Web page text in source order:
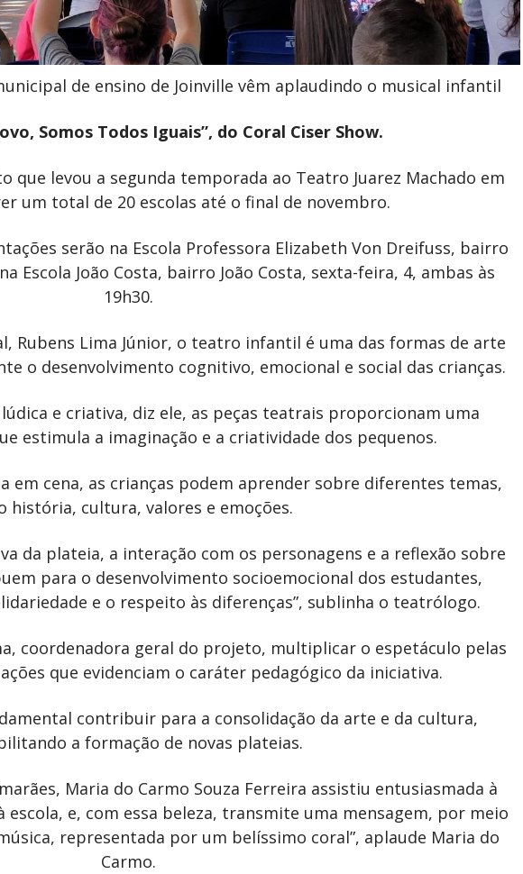
de ensino de Joinville vêm aplaudindo o musical infantil
Somos Todos Iguais”, do Coral Ciser Show.
levou a segunda temporada ao Teatro Juarez Machado em
um total de 20 escolas até o final de novembro.
serão na Escola Professora Elizabeth Von Dreifuss, bairro
Escola João Costa, bairro João Costa, sexta-feira, 4, ambas às
19h30.
Rubens Lima Júnior, o teatro infantil é uma das formas de arte
o desenvolvimento cognitivo, emocional e social das crianças.
e criativa, diz ele, as peças teatrais proporcionam uma
estimula a imaginação e a criatividade dos pequenos.
em cena, as crianças podem aprender sobre diferentes temas,
história, cultura, valores e emoções.
da plateia, a interação com os personagens e a reflexão sobre
para o desenvolvimento socioemocional dos estudantes,
e o respeito às diferenças”, sublinha o teatrólogo.
coordenadora geral do projeto, multiplicar o espetáculo pelas
que evidenciam o caráter pedagógico da iniciativa.
contribuir para a consolidação da arte e da cultura,
a formação de novas plateias.
Maria do Carmo Souza Ferreira assistiu entusiasmada à
escola, e, com essa beleza, transmite uma mensagem, por meio
representada por um belíssimo coral”, aplaude Maria do
Carmo.